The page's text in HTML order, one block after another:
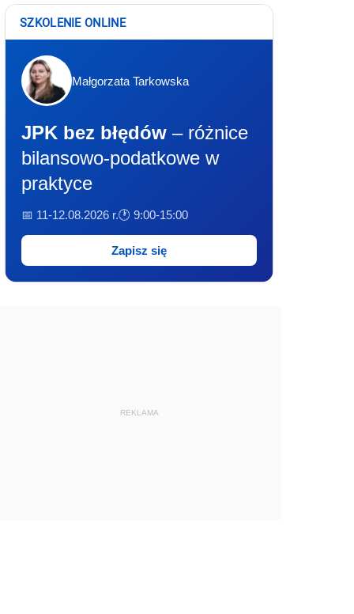
SZKOLENIE ONLINE
Małgorzata Tarkowska
JPK bez błędów – różnice
bilansowo-podatkowe w
praktyce
📅 11-12.08.2026 r.🕐 9:00-15:00
Zapisz się
REKLAMA